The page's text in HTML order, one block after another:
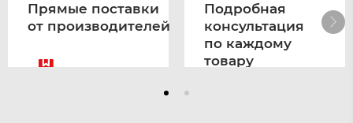
Прямые поставки
от производителей
Подробная
консультация
по каждому
товару